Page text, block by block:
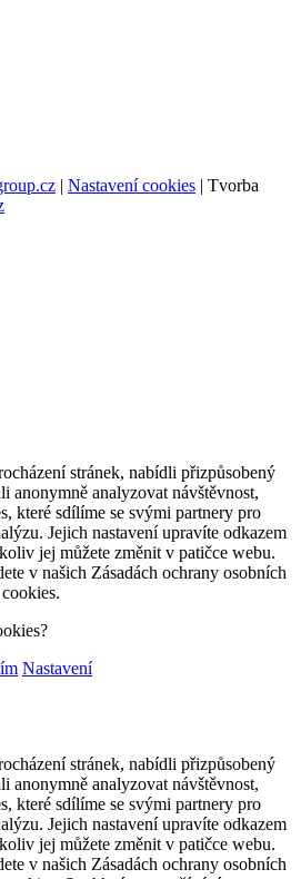
| Nastavení cookies | Tvorba
stránek, nabídli přizpůsobený
anonymně analyzovat návštěvnost,
které sdílíme se svými partnery pro
Jejich nastavení upravíte odkazem
jej můžete změnit v patičce webu.
v našich Zásadách ochrany osobních
Nastavení
stránek, nabídli přizpůsobený
anonymně analyzovat návštěvnost,
které sdílíme se svými partnery pro
Jejich nastavení upravíte odkazem
jej můžete změnit v patičce webu.
v našich Zásadách ochrany osobních